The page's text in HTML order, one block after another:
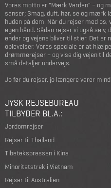
Vores motto er "Mærk Verden" – og
sanser; Smag, duft, hør, se og mærk
huden på dem. Når du rejser med os,
egen hånd. Sådan rejser vi også
ender og vejene bliver til stier. Det
oplevelser. Vores speciale er at
drømmerejser – og vise dig vejen til
små detaljer undervejs.
Jo før du rejser, jo længere varer
JYSK REJSEBUREAU
TILBYDER BL.A.:
Jordomrejser
Rejser til Thailand
Tibetekspressen i Kina
Minoritetstrek i Vietnam
Rejser til Australien